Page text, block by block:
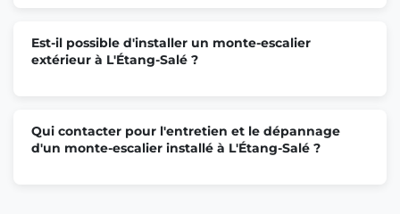
Est-il possible d'installer un monte-escalier
extérieur à L'Étang-Salé ?
Qui contacter pour l'entretien et le dépannage
d'un monte-escalier installé à L'Étang-Salé ?